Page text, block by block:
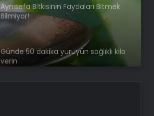
Günde 50 dakika yürüyün sağlıklı kilo
verin
Kalp ve böbrek sağlığı için ortak
seferberlik